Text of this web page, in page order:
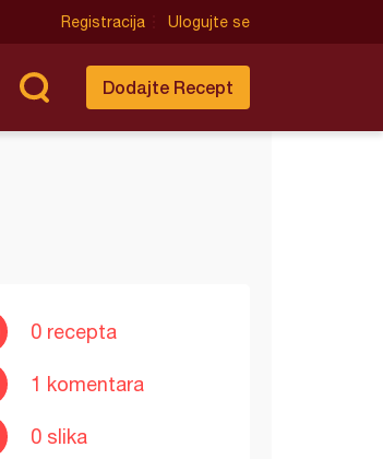
Registracija Ulogujte se
Dodajte Recept
0 recepta
1 komentara
0 slika